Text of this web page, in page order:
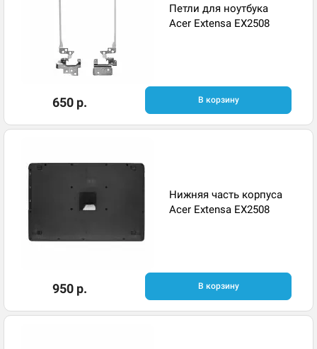
Петли для ноутбука
Acer Extensa EX2508
650 р. В корзину
Нижняя часть корпуса
Acer Extensa EX2508
950 р. В корзину